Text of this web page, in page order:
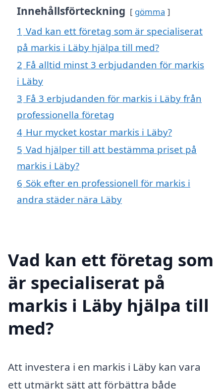
Innehållsförteckning gömma
1 Vad kan ett företag som är specialiserat
på markis i Läby hjälpa till med?
2 Få alltid minst 3 erbjudanden för markis
i Läby
3 Få 3 erbjudanden för markis i Läby från
professionella företag
4 Hur mycket kostar markis i Läby?
5 Vad hjälper till att bestämma priset på
markis i Läby?
6 Sök efter en professionell för markis i
andra städer nära Läby
Vad kan ett företag som
är specialiserat på
markis i Läby hjälpa till
med?
Att investera i en markis i Läby kan vara
ett utmärkt sätt att förbättra både